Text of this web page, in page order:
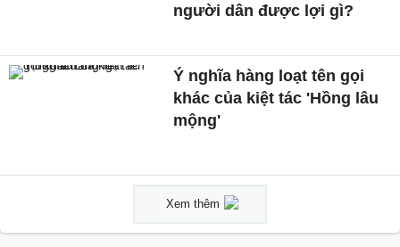
người dân được lợi gì?
Ý nghĩa hàng loạt tên gọi
khác của kiệt tác 'Hồng lâu
mộng'
Xem thêm